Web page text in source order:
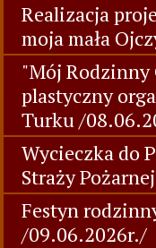
Realizacja
moja mała
"Mój Rodzinny
plastyczny
Turku /
Wycieczka do
Straży
Festyn
/09.06.2026r./